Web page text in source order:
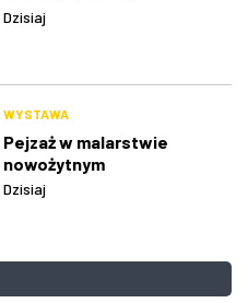
Dzisiaj
WYSTAWA
Pejzaż w malarstwie
nowożytnym
Dzisiaj